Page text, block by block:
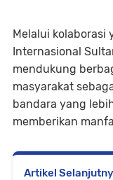
Melalui kolaborasi
Internasional
mendukung
masyarakat
bandara yang
memberikan
Artikel